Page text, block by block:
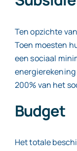
Ten opzichte
Toen moesten
een sociaal
200% van het
Budget
Het totale